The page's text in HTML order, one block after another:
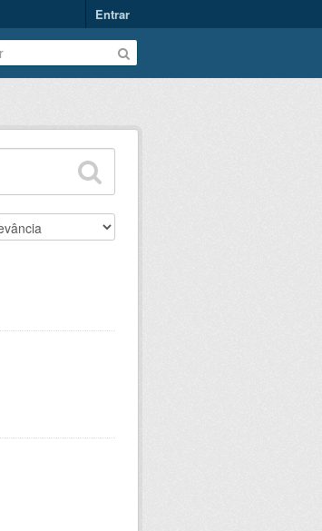
Entrar